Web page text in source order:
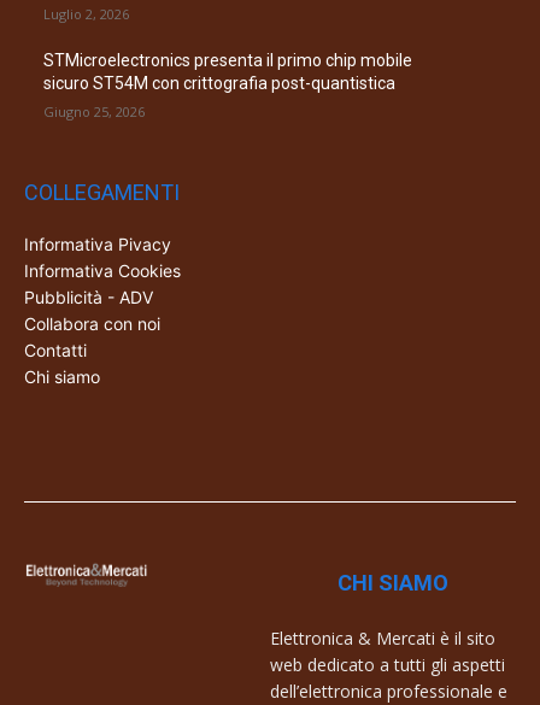
Luglio 2, 2026
STMicroelectronics presenta il primo chip mobile
sicuro ST54M con crittografia post-quantistica
Giugno 25, 2026
COLLEGAMENTI
Informativa Pivacy
Informativa Cookies
Pubblicità - ADV
Collabora con noi
Contatti
Chi siamo
CHI SIAMO
Elettronica & Mercati è il sito
web dedicato a tutti gli aspetti
dell’elettronica professionale e